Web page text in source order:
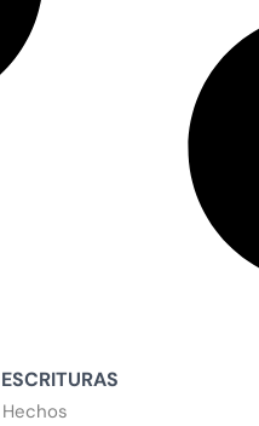
ESCRITURAS
Hechos